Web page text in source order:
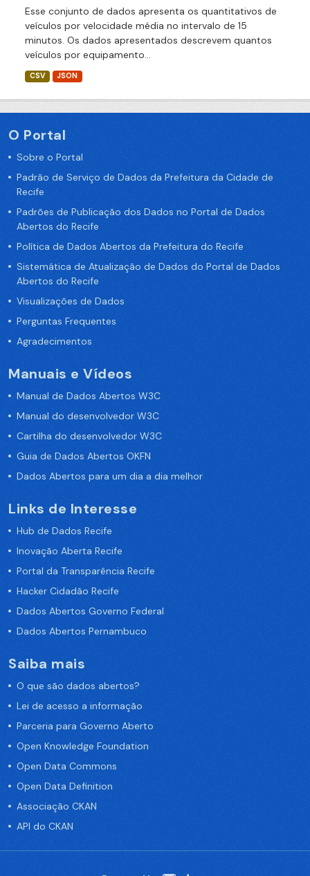
Esse conjunto de dados apresenta os quantitativos de
veículos por velocidade média no intervalo de 15
minutos. Os dados apresentados descrevem quantos
veículos por equipamento...
CSV JSON
O Portal
Sobre o Portal
Padrão de Serviço de Dados da Prefeitura da Cidade de
Recife
Padrões de Publicação dos Dados no Portal de Dados
Abertos do Recife
Política de Dados Abertos da Prefeitura do Recife
Sistemática de Atualização de Dados do Portal de Dados
Abertos do Recife
Visualizações de Dados
Perguntas Frequentes
Agradecimentos
Manuais e Vídeos
Manual de Dados Abertos W3C
Manual do desenvolvedor W3C
Cartilha do desenvolvedor W3C
Guia de Dados Abertos OKFN
Dados Abertos para um dia a dia melhor
Links de Interesse
Hub de Dados Recife
Inovação Aberta Recife
Portal da Transparência Recife
Hacker Cidadão Recife
Dados Abertos Governo Federal
Dados Abertos Pernambuco
Saiba mais
O que são dados abertos?
Lei de acesso a informação
Parceria para Governo Aberto
Open Knowledge Foundation
Open Data Commons
Open Data Definition
Associação CKAN
API do CKAN